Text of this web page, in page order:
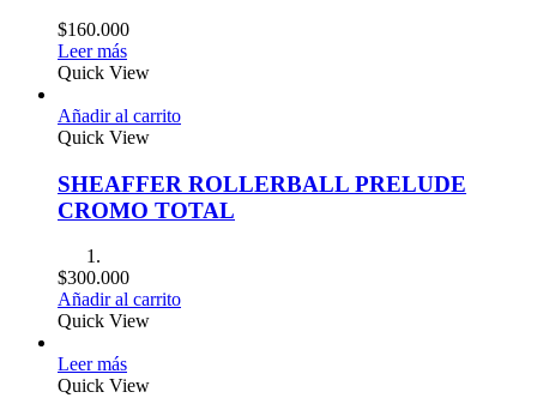
$160.000
Leer más
Quick View
Añadir al carrito
Quick View
SHEAFFER ROLLERBALL PRELUDE
CROMO TOTAL
$300.000
Añadir al carrito
Quick View
Leer más
Quick View